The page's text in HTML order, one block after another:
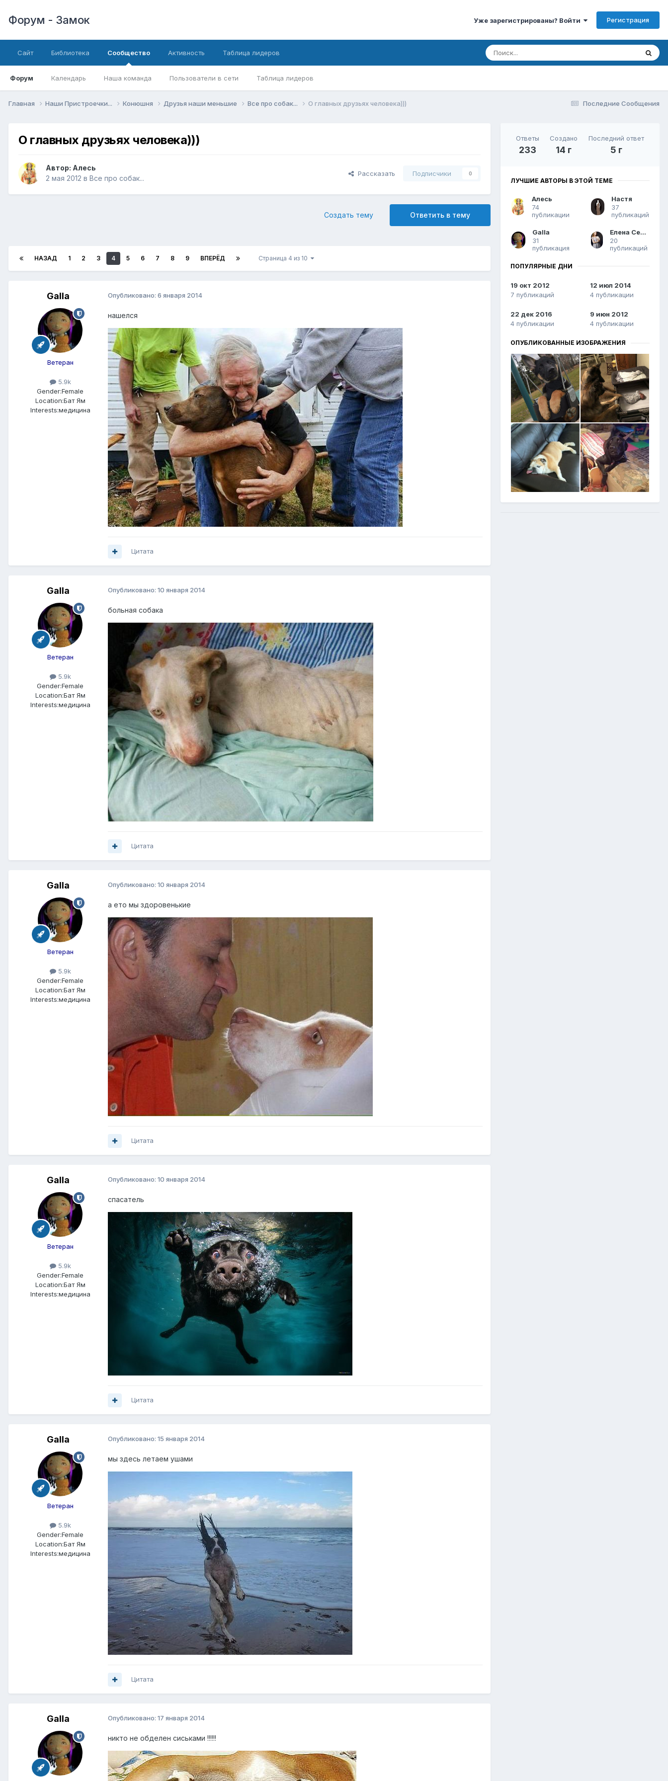
Форум - Замок Уже зарегистрированы? Войти Регистрация
Сайт Библиотека Сообщество
Форум Календарь Наша команда Пользователи в сети Таблица лидеров
Активность Таблица лидеров
Последние Сообщения
Главная Наши Пристроечки... Конюшня Друзья наши меньшие Все про собак... О главных друзьях человека)))
О главных друзьях человека)))
Автор: Алесь
2 мая 2012 в Все про собак...
Рассказать Подписчики 0
Ответить в тему
Создать тему
НАЗАД 1 2 3 4 5 6 7 8 9 ВПЕРЁД Страница 4 из 10
Galla
Ветеран
5.9k
Gender:Female
Location:Бат Ям
Interests:медицина
Опубликовано: 6 января 2014
нашелся
Цитата
Galla
Ветеран
5.9k
Gender:Female
Location:Бат Ям
Interests:медицина
Опубликовано: 10 января 2014
больная собака
Цитата
Galla
Ветеран
5.9k
Gender:Female
Location:Бат Ям
Interests:медицина
Опубликовано: 10 января 2014
а ето мы здоровенькие
Цитата
Galla
Ветеран
5.9k
Gender:Female
Location:Бат Ям
Interests:медицина
Опубликовано: 10 января 2014
спасатель
Цитата
Galla
Ветеран
5.9k
Gender:Female
Location:Бат Ям
Interests:медицина
Опубликовано: 15 января 2014
мы здесь летаем ушами
Цитата
Galla Опубликовано: 17 января 2014
никто не обделен сиськами !!!!!!
Ответы
233
Создано
14 г
Последний ответ
5 г
ЛУЧШИЕ АВТОРЫ В ЭТОЙ ТЕМЕ
Алесь
74
публикации
Настя
37
публикаций
Galla
31
публикация
Елена Сергеевна
20
публикаций
ПОПУЛЯРНЫЕ ДНИ
19 окт 2012
7 публикаций
12 июл 2014
4 публикации
22 дек 2016
4 публикации
9 июн 2012
4 публикации
ОПУБЛИКОВАННЫЕ ИЗОБРАЖЕНИЯ